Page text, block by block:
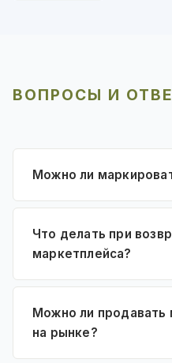
ВОПРОСЫ И
Можно ли
Что делать при
маркетплейса?
Можно ли продавать
на рынке?